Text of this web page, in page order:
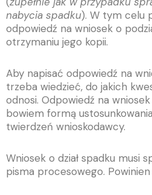
nabycia spadku). W tym celu
odpowiedź na wniosek o
otrzymaniu jego kopii.
Aby napisać odpowiedź na
trzeba wiedzieć, do jakich
odnosi. Odpowiedź na
bowiem formą
twierdzeń wnioskodawcy.
Wniosek o dział spadku musi
pisma procesowego.